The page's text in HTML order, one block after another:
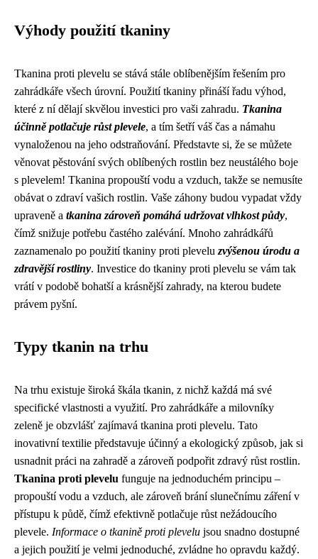
Výhody použití tkaniny
Tkanina proti plevelu se stává stále oblíbenějším řešením pro
zahrádkáře všech úrovní. Použití tkaniny přináší řadu výhod,
které z ní dělají skvělou investici pro vaši zahradu. Tkanina
účinně potlačuje růst plevele, a tím šetří váš čas a námahu
vynaloženou na jeho odstraňování. Představte si, že se můžete
věnovat pěstování svých oblíbených rostlin bez neustálého boje
s plevelem! Tkanina propouští vodu a vzduch, takže se nemusíte
obávat o zdraví vašich rostlin. Vaše záhony budou vypadat vždy
upraveně a tkanina zároveň pomáhá udržovat vlhkost půdy,
čímž snižuje potřebu častého zalévání. Mnoho zahrádkářů
zaznamenalo po použití tkaniny proti plevelu zvýšenou úrodu a
zdravější rostliny. Investice do tkaniny proti plevelu se vám tak
vrátí v podobě bohatší a krásnější zahrady, na kterou budete
právem pyšní.
Typy tkanin na trhu
Na trhu existuje široká škála tkanin, z nichž každá má své
specifické vlastnosti a využití. Pro zahrádkáře a milovníky
zeleně je obzvlášť zajímavá tkanina proti plevelu. Tato
inovativní textilie představuje účinný a ekologický způsob, jak si
usnadnit práci na zahradě a zároveň podpořit zdravý růst rostlin.
Tkanina proti plevelu funguje na jednoduchém principu –
propouští vodu a vzduch, ale zároveň brání slunečnímu záření v
přístupu k půdě, čímž efektivně potlačuje růst nežádoucího
plevele. Informace o tkanině proti plevelu jsou snadno dostupné
a jejich použití je velmi jednoduché, zvládne ho opravdu každý.